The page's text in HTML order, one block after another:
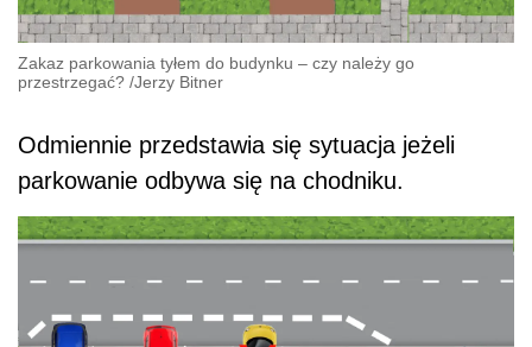
Zakaz parkowania tyłem do budynku – czy należy go
przestrzegać? /Jerzy Bitner
Odmiennie przedstawia się sytuacja jeżeli
parkowanie odbywa się na chodniku.